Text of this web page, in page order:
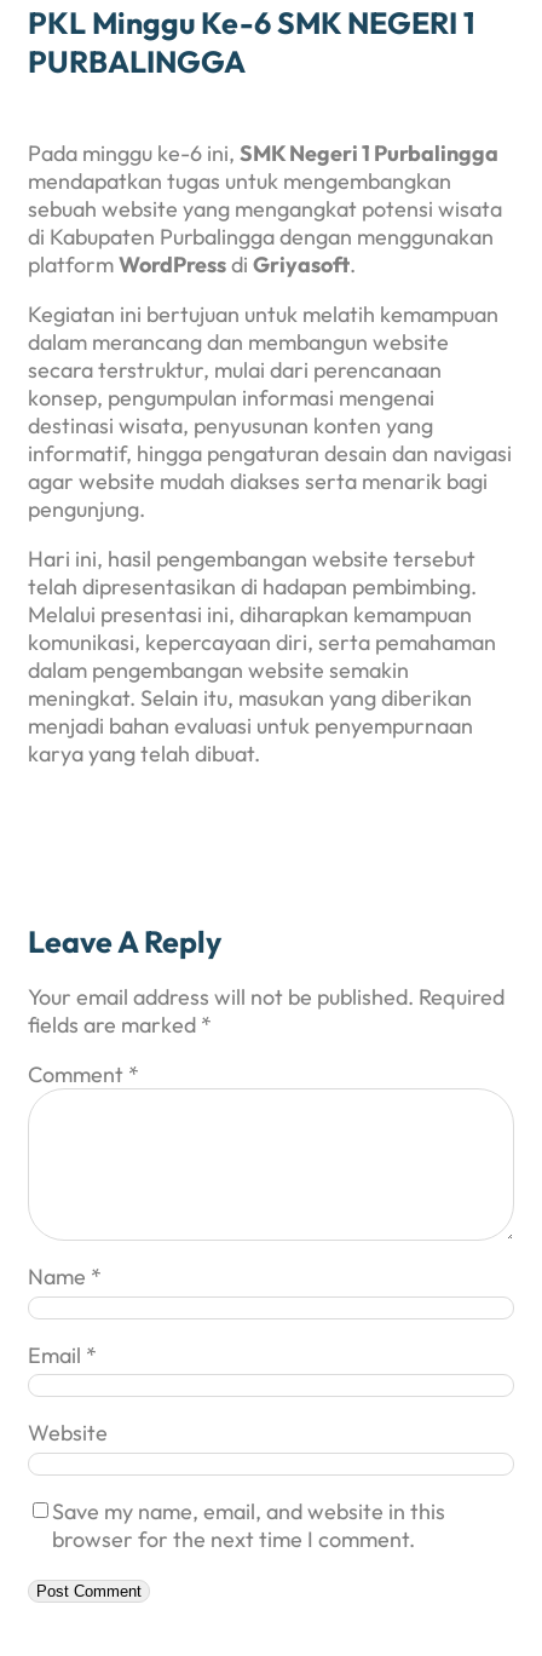
PKL Minggu Ke-6 SMK NEGERI 1
PURBALINGGA
Pada minggu ke-6 ini, SMK Negeri 1 Purbalingga
mendapatkan tugas untuk mengembangkan
sebuah website yang mengangkat potensi wisata
di Kabupaten Purbalingga dengan menggunakan
platformWordPressdi Griyasoft.
Kegiatan ini bertujuan untuk melatih kemampuan
dalam merancang dan membangun website
secara terstruktur, mulai dari perencanaan
konsep, pengumpulan informasi mengenai
destinasi wisata, penyusunan konten yang
informatif, hingga pengaturan desain dan navigasi
agar website mudah diakses serta menarik bagi
pengunjung.
Hari ini, hasil pengembangan website tersebut
telah dipresentasikan di hadapan pembimbing.
Melalui presentasi ini, diharapkan kemampuan
komunikasi, kepercayaan diri, serta pemahaman
dalam pengembangan website semakin
meningkat. Selain itu, masukan yang diberikan
menjadi bahan evaluasi untuk penyempurnaan
karya yang telah dibuat.
Leave A Reply
Your email address will not be published. Required
fields are marked *
Comment *
Name *
Email *
Website
Save my name, email, and website in this
browser for the next time I comment.